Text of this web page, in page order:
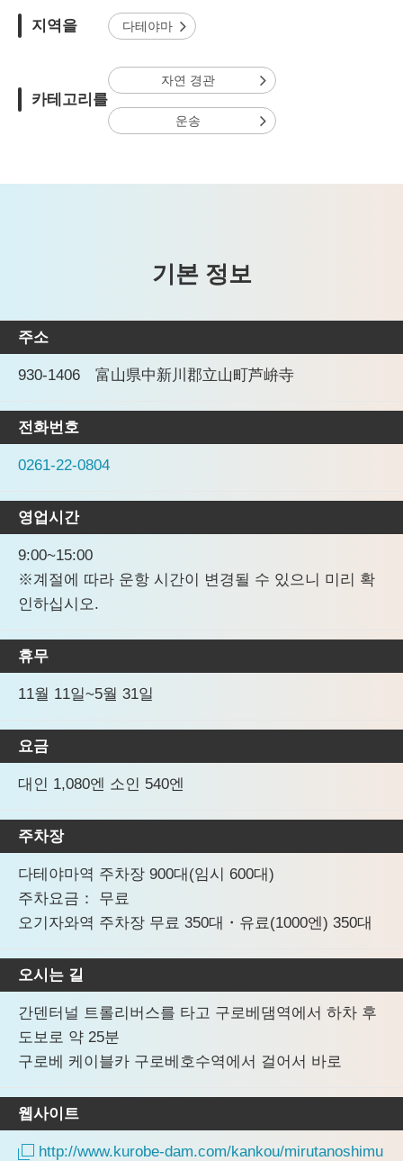
지역을 다테야마
카테고리를
자연 경관
운송
기본 정보
주소
930-1406 富山県中新川郡立山町芦峅寺
전화번호
0261-22-0804
영업시간
9:00~15:00
※계절에 따라 운항 시간이 변경될 수 있으니 미리 확
인하십시오.
휴무
11월 11일~5월 31일
요금
대인 1,080엔 소인 540엔
주차장
다테야마역 주차장 900대(임시 600대)
주차요금： 무료
오기자와역 주차장 무료 350대・유료(1000엔) 350대
오시는 길
간덴터널 트롤리버스를 타고 구로베댐역에서 하차 후
도보로 약 25분
구로베 케이블카 구로베호수역에서 걸어서 바로
웹사이트
http://www.kurobe-dam.com/kankou/mirutanoshimu